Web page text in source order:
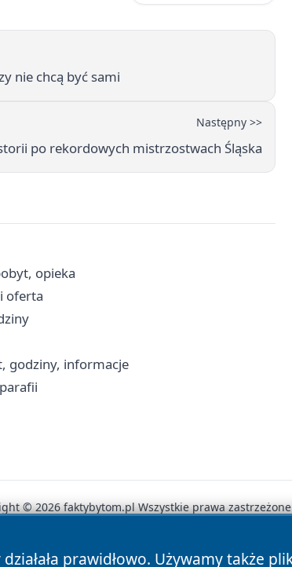
nie chcą być sami
Następny >>
po rekordowych mistrzostwach Śląska
opieka
oferta
godziny, informacje
prawidłowo. Używamy także
© 2026 faktybytom.pl Wszystkie prawa
Autorzy Polityka Prywatności Polityka